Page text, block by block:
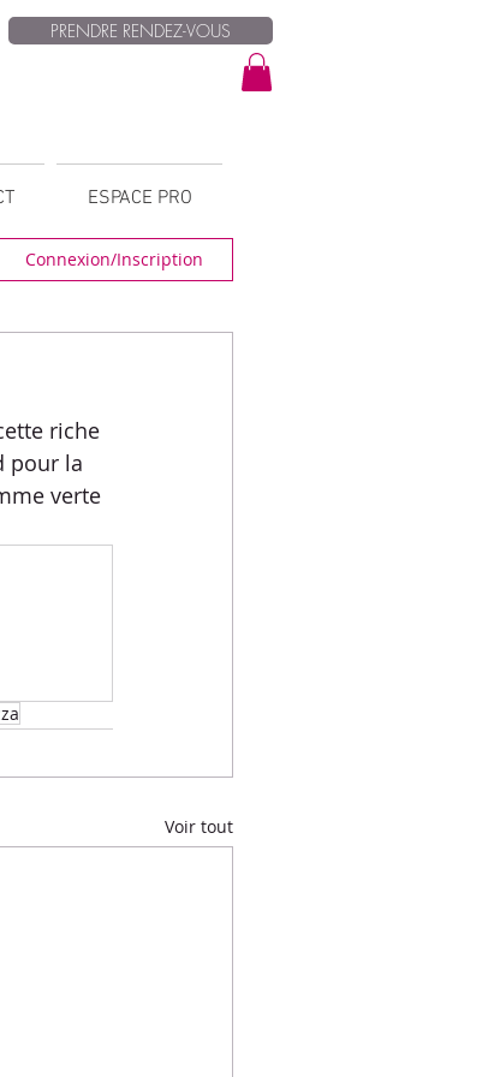
PRENDRE RENDEZ-VOUS
ESPACE PRO
Connexion/Inscription
riche
pour la
verte
Voir tout